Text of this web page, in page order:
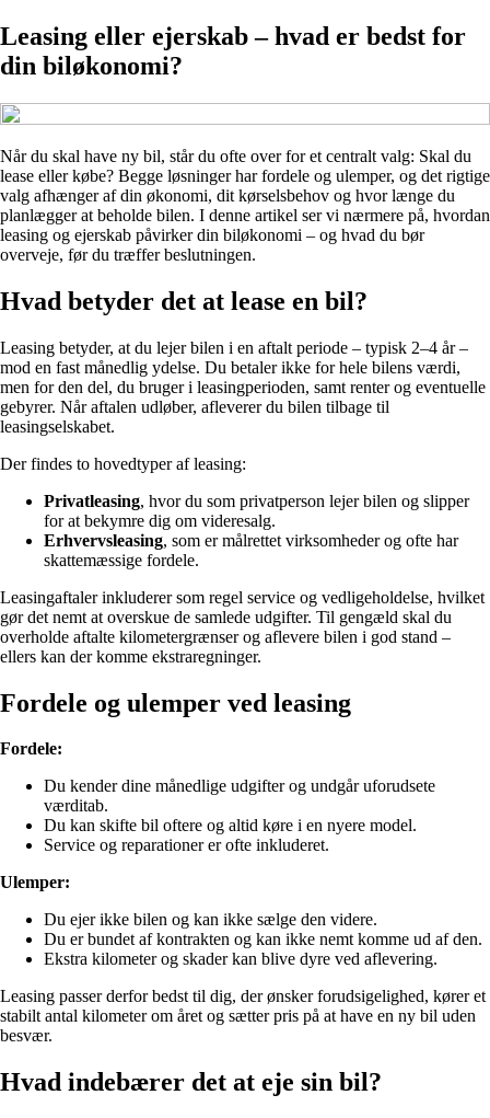
Leasing eller ejerskab – hvad er bedst for
din biløkonomi?
Når du skal have ny bil, står du ofte over for et centralt valg: Skal du
lease eller købe? Begge løsninger har fordele og ulemper, og det rigtige
valg afhænger af din økonomi, dit kørselsbehov og hvor længe du
planlægger at beholde bilen. I denne artikel ser vi nærmere på, hvordan
leasing og ejerskab påvirker din biløkonomi – og hvad du bør
overveje, før du træffer beslutningen.
Hvad betyder det at lease en bil?
Leasing betyder, at du lejer bilen i en aftalt periode – typisk 2–4 år –
mod en fast månedlig ydelse. Du betaler ikke for hele bilens værdi,
men for den del, du bruger i leasingperioden, samt renter og eventuelle
gebyrer. Når aftalen udløber, afleverer du bilen tilbage til
leasingselskabet.
Der findes to hovedtyper af leasing:
Privatleasing, hvor du som privatperson lejer bilen og slipper
for at bekymre dig om videresalg.
Erhvervsleasing, som er målrettet virksomheder og ofte har
skattemæssige fordele.
Leasingaftaler inkluderer som regel service og vedligeholdelse, hvilket
gør det nemt at overskue de samlede udgifter. Til gengæld skal du
overholde aftalte kilometergrænser og aflevere bilen i god stand –
ellers kan der komme ekstraregninger.
Fordele og ulemper ved leasing
Fordele:
Du kender dine månedlige udgifter og undgår uforudsete
værditab.
Du kan skifte bil oftere og altid køre i en nyere model.
Service og reparationer er ofte inkluderet.
Ulemper:
Du ejer ikke bilen og kan ikke sælge den videre.
Du er bundet af kontrakten og kan ikke nemt komme ud af den.
Ekstra kilometer og skader kan blive dyre ved aflevering.
Leasing passer derfor bedst til dig, der ønsker forudsigelighed, kører et
stabilt antal kilometer om året og sætter pris på at have en ny bil uden
besvær.
Hvad indebærer det at eje sin bil?